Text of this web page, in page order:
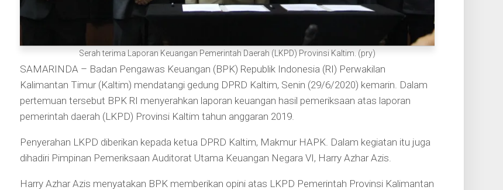
Serah terima Laporan Keuangan Pemerintah Daerah (LKPD) Provinsi Kaltim. (pry)
SAMARINDA – Badan Pengawas Keuangan (BPK) Republik Indonesia (RI) Perwakilan
Kalimantan Timur (Kaltim) mendatangi gedung DPRD Kaltim, Senin (29/6/2020) kemarin. Dalam
pertemuan tersebut BPK RI menyerahkan laporan keuangan hasil pemeriksaan atas laporan
pemerintah daerah (LKPD) Provinsi Kaltim tahun anggaran 2019.
Penyerahan LKPD diberikan kepada ketua DPRD Kaltim, Makmur HAPK. Dalam kegiatan itu juga
dihadiri Pimpinan Pemeriksaan Auditorat Utama Keuangan Negara VI, Harry Azhar Azis.
Harry Azhar Azis menyatakan BPK memberikan opini atas LKPD Pemerintah Provinsi Kalimantan